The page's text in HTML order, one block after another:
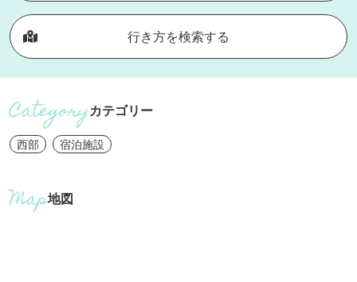
行き方を検索する
カテゴリー
西部 宿泊施設
地図